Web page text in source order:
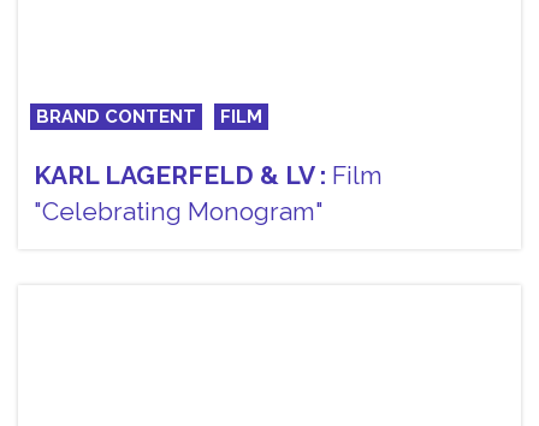
BRAND CONTENT FILM
KARL LAGERFELD & LV : Film
"Celebrating Monogram"